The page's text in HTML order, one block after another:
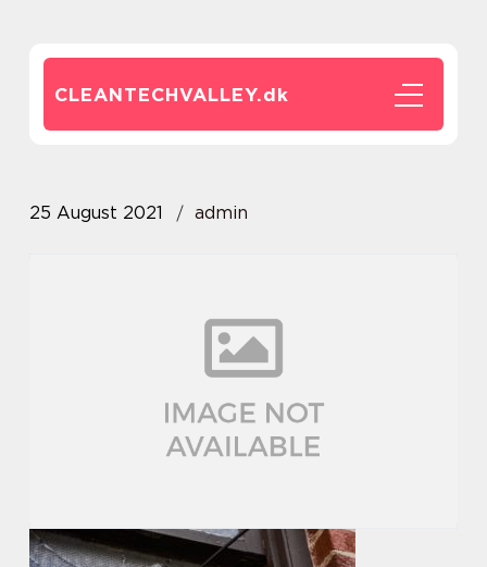
CLEANTECHVALLEY.dk
25 August 2021 admin